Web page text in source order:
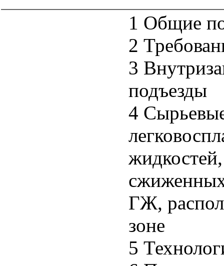
1 Общие
2
3
подъезды
4
ГЖ,
зоне
5